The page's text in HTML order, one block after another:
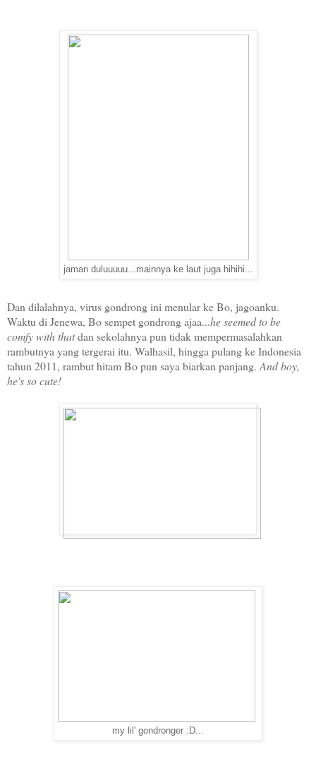
jaman duluuuuu...mainnya ke laut juga hihihi...
Dan dilalahnya, virus gondrong ini menular ke Bo, jagoanku.
Waktu di Jenewa, Bo sempet gondrong ajaa...he seemed to be
comfy with thatdan sekolahnya pun tidak mempermasalahkan
rambutnya yang tergerai itu. Walhasil, hingga pulang ke Indonesia
tahun 2011, rambut hitam Bo pun saya biarkan panjang. And boy,
he's so cute!
my lil' gondronger :D...